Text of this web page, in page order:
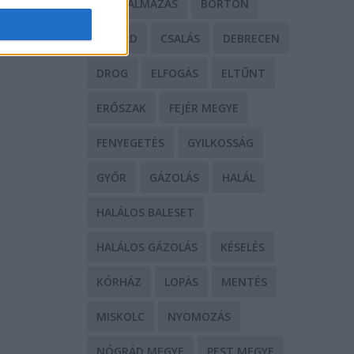
BÁNTALMAZÁS BÖRTÖN
CSALÁD CSALÁS DEBRECEN
DROG ELFOGÁS ELTŰNT
ERŐSZAK FEJÉR MEGYE
FENYEGETÉS GYILKOSSÁG
GYŐR GÁZOLÁS HALÁL
HALÁLOS BALESET
HALÁLOS GÁZOLÁS KÉSELÉS
KÓRHÁZ LOPÁS MENTÉS
MISKOLC NYOMOZÁS